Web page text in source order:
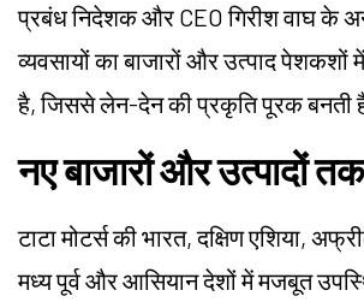
प्रबंध निदेशक और CEO गिरीश वाघ के
व्यवसायों का बाजारों और उत्पाद
है, जिससे लेन-देन की प्रकृति पूरक बनती
नए बाजारों और उत्पादों
टाटा मोटर्स की भारत, दक्षिण एशिया,
मध्य पूर्व और आसियान देशों में मजबूत